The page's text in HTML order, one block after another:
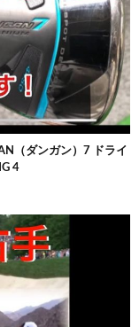
（ダンガン）7 ドライ
4